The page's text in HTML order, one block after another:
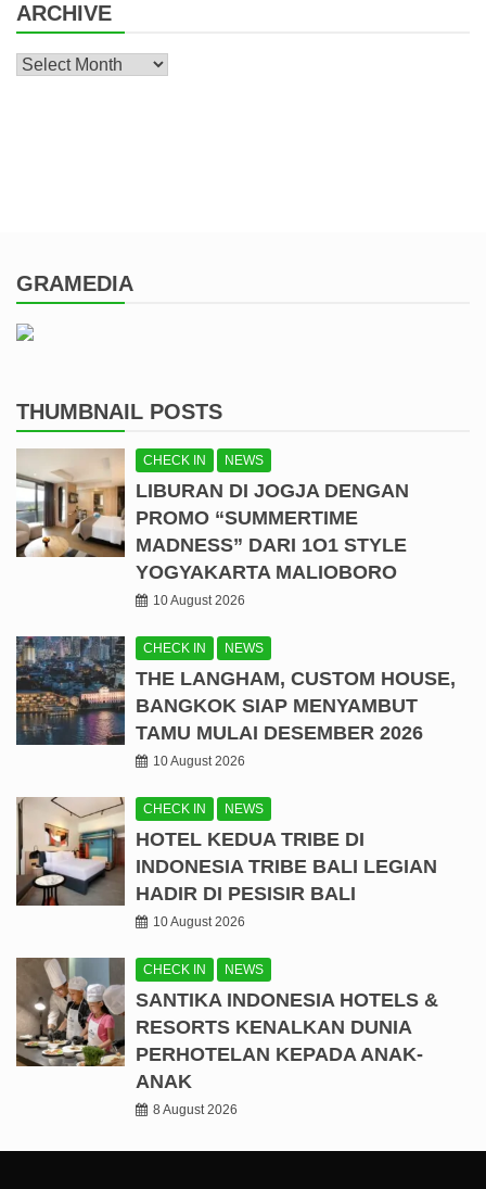
ARCHIVE
Archive
GRAMEDIA
THUMBNAIL POSTS
CHECK IN NEWS
LIBURAN DI JOGJA DENGAN
PROMO “SUMMERTIME
MADNESS” DARI 1O1 STYLE
YOGYAKARTA MALIOBORO
10 August 2026
CHECK IN NEWS
THE LANGHAM, CUSTOM HOUSE,
BANGKOK SIAP MENYAMBUT
TAMU MULAI DESEMBER 2026
10 August 2026
CHECK IN NEWS
HOTEL KEDUA TRIBE DI
INDONESIA TRIBE BALI LEGIAN
HADIR DI PESISIR BALI
10 August 2026
CHECK IN NEWS
SANTIKA INDONESIA HOTELS &
RESORTS KENALKAN DUNIA
PERHOTELAN KEPADA ANAK-
ANAK
8 August 2026